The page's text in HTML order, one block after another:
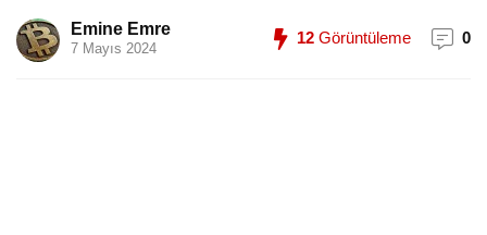
Emine Emre
7 Mayıs 2024
12 Görüntüleme 0